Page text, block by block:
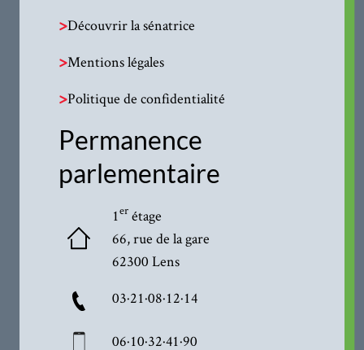
>Découvrir la sénatrice
>Mentions légales
>Politique de confidentialité
Permanence
parlementaire
1erétage
66, rue de la gare
62300 Lens
03·21·08·12·14
06·10·32·41·90